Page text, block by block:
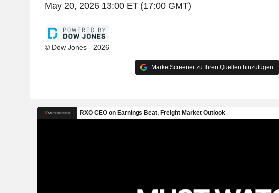
May 20, 2026 13:00 ET (17:00 GMT)
© Dow Jones - 2026
MarketScreener zu Ihren Quellen hinzufügen